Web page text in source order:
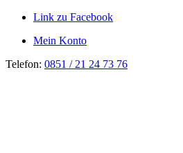
Link zu Facebook
Mein Konto
Telefon: 0851 / 21 24 73 76